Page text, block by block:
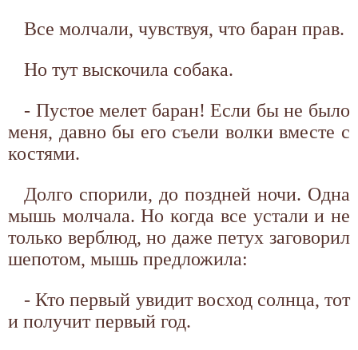
Все молчали, чувствуя, что баран прав.
Но тут выскочила собака.
- Пустое мелет баран! Если бы не было
меня, давно бы его съели волки вместе с
костями.
Долго спорили, до поздней ночи. Одна
мышь молчала. Но когда все устали и не
только верблюд, но даже петух заговорил
шепотом, мышь предложила:
- Кто первый увидит восход солнца, тот
и получит первый год.